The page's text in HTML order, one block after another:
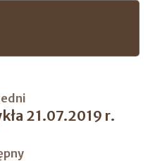
21.07.2019 r.